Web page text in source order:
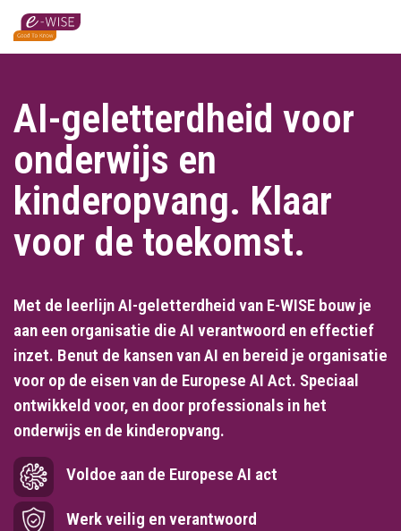
Skip
main
AI-geletterdheid voor
onderwijs en
kinderopvang. Klaar
voor de toekomst.
Met de leerlijn AI-geletterdheid van E-WISE bouw je
aan een organisatie die AI verantwoord en effectief
inzet. Benut de kansen van AI en bereid je organisatie
voor op de eisen van de Europese AI Act. Speciaal
ontwikkeld voor, en door professionals in het
onderwijs en de kinderopvang.
Voldoe aan de Europese AI act
Werk veilig en verantwoord